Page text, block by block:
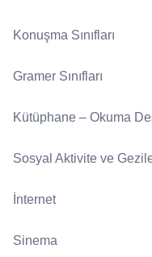
Konuşma Sınıfları
Gramer Sınıfları
Kütüphane – Okuma
Sosyal Aktivite ve
İnternet
Sinema